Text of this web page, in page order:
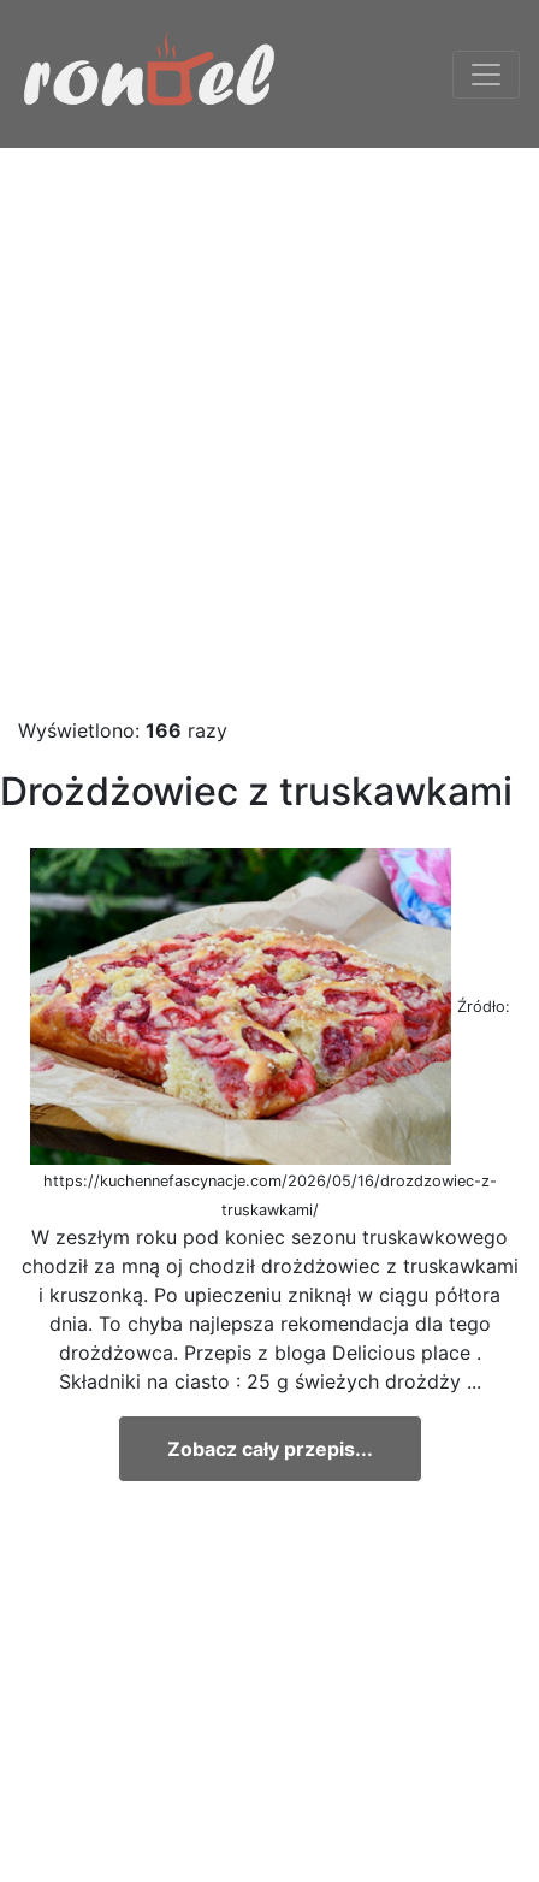
Wyświetlono: 166 razy
Drożdżowiec z truskawkami
Źródło:
https://kuchennefascynacje.com/2026/05/16/drozdzowiec-z-
truskawkami/
W zeszłym roku pod koniec sezonu truskawkowego
chodził za mną oj chodził drożdżowiec z truskawkami
i kruszonką. Po upieczeniu zniknął w ciągu półtora
dnia. To chyba najlepsza rekomendacja dla tego
drożdżowca. Przepis z bloga Delicious place .
Składniki na ciasto : 25 g świeżych drożdży ...
Zobacz cały przepis...